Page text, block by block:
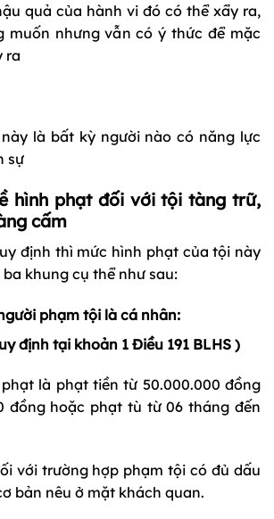
quả của hành vi đó có thể xẩy ra,
muốn nhưng vẫn có ý thức để mặc
ra
là bất kỳ người nào có năng lực
sự
hình phạt đối với tội tàng trữ,
cấm
định thì mức hình phạt của tội này
khung cụ thể như sau:
phạm tội là cá nhân:
định tại khoản 1 Điều 191 BLHS )
là phạt tiền từ 50.000.000 đồng
đồng hoặc phạt tù từ 06 tháng đến
với trường hợp phạm tội có đủ dấu
bản nêu ở mặt khách quan.